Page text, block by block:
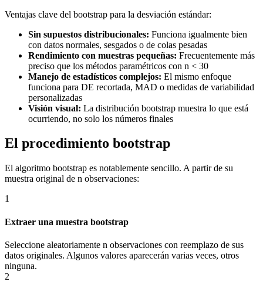
Ventajas clave del bootstrap para la desviación estándar:
Sin supuestos distribucionales: Funciona igualmente bien
con datos normales, sesgados o de colas pesadas
Rendimiento con muestras pequeñas: Frecuentemente más
preciso que los métodos paramétricos con n < 30
Manejo de estadísticos complejos: El mismo enfoque
funciona para DE recortada, MAD o medidas de variabilidad
personalizadas
Visión visual: La distribución bootstrap muestra lo que está
ocurriendo, no solo los números finales
El procedimiento bootstrap
El algoritmo bootstrap es notablemente sencillo. A partir de su
muestra original de n observaciones:
1
Extraer una muestra bootstrap
Seleccione aleatoriamente n observaciones con reemplazo de sus
datos originales. Algunos valores aparecerán varias veces, otros
ninguna.
2